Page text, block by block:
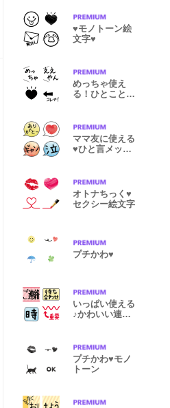
♥モノトーン絵
文字♥
めっちゃ使え
る！ひとこと関
ママ友に使える
♥ひと言メッセ
オトナちっく♥
セクシー絵文字
プチかわ♥
いっぱい使える
♪かわいい連絡
プチかわ♥モノ
トーン